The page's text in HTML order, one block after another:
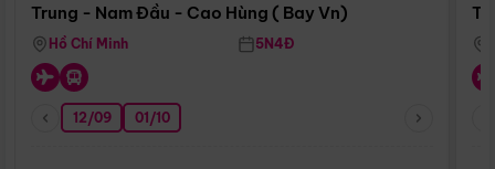
Trung - Nam Đầu - Cao Hùng ( Bay Vn)
Hồ Chí Minh 5N4Đ
12/09 01/10